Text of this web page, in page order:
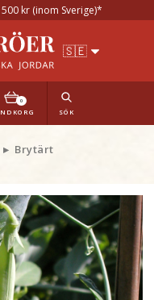
kr (inom Sverige)*
0
SÖK
Brytärt